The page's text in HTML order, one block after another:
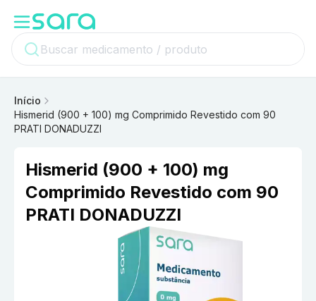
Início
Hismerid (900 + 100) mg Comprimido Revestido com 90
PRATI DONADUZZI
Hismerid (900 + 100) mg
Comprimido Revestido com 90
PRATI DONADUZZI